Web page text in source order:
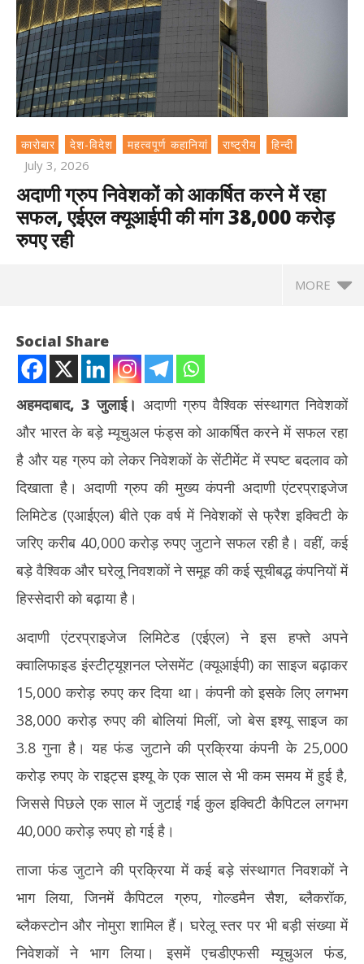
कारोबार देश-विदेश महत्वपूर्ण कहानियां राष्ट्रीय हिन्दी
July 3, 2026
अदाणी ग्रुप निवेशकों को आकर्षित करने में रहा
सफल, एईएल क्यूआईपी की मांग 38,000 करोड़
रुपए रही
MORE
अदाणी ग्रुप निवेशकों को आकर्षित करने में रहा सफल, एईएल क्यूआईपी की मांग
38,000 करोड़ रुपए रही
July
2026
Social Share
अहमदाबाद, 3 जुलाई। अदाणी ग्रुप वैश्विक संस्थागत निवेशकों
और भारत के बड़े म्यूचुअल फंड्स को आकर्षित करने में सफल रहा
है और यह ग्रुप को लेकर निवेशकों के सेंटीमेंट में स्पष्ट बदलाव को
दिखाता है। अदाणी ग्रुप की मुख्य कंपनी अदाणी एंटरप्राइजेज
लिमिटेड (एआईएल) बीते एक वर्ष में निवेशकों से फ्रैश इक्विटी के
जरिए करीब 40,000 करोड़ रुपए जुटाने सफल रही है। वहीं, कई
बड़े वैश्विक और घरेलू निवशकों ने समूह की कई सूचीबद्ध कंपनियों में
हिस्सेदारी को बढ़ाया है।
अदाणी एंटरप्राइजेज लिमिटेड (एईएल) ने इस हफ्ते अपने
क्वालिफाइड इंस्टीट्यूशनल प्लेसमेंट (क्यूआईपी) का साइज बढ़ाकर
15,000 करोड़ रुपए कर दिया था। कंपनी को इसके लिए लगभग
38,000 करोड़ रुपए की बोलियां मिलीं, जो बेस इश्यू साइज का
3.8 गुना है। यह फंड जुटाने की प्रक्रिया कंपनी के 25,000
करोड़ रुपए के राइट्स इश्यू के एक साल से भी कम समय में हुई है,
जिससे पिछले एक साल में जुटाई गई कुल इक्विटी कैपिटल लगभग
40,000 करोड़ रुपए हो गई है।
ताजा फंड जुटाने की प्रक्रिया में कई बड़े संस्थागत निवशकों ने
भाग लिया, जिनमें कैपिटल ग्रुप, गोल्डमैन सैश, ब्लैकरॉक,
ब्लैकस्टोन और नोमुरा शामिल हैं। घरेलू स्तर पर भी बड़ी संख्या में
निवेशकों ने भाग लिया। इसमें एचडीएफसी म्यूचुअल फंड,